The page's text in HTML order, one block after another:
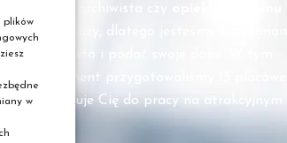
plików
w
, archiwista czy
duży, dlatego jesteśmy przekonani,
miasto i podać swoje dane. W tym
ten moment przygotowaliśmy 13 placówek
przygotuje Cię do pracy na atrakcyjnym